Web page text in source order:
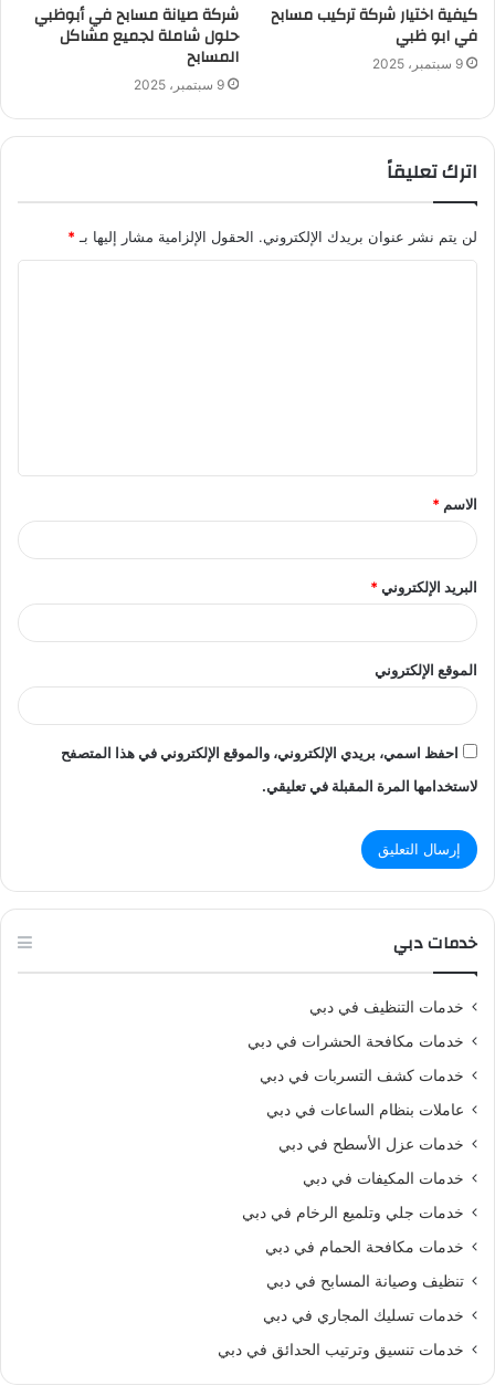
كيفية اختيار شركة تركيب مسابح
في ابو ظبي
9 سبتمبر، 2025
شركة صيانة مسابح في أبوظبي
حلول شاملة لجميع مشاكل
المسابح
9 سبتمبر، 2025
اترك تعليقاً
لن يتم نشر عنوان بريدك الإلكتروني. الحقول الإلزامية مشار إليها بـ*
ق
*
الاسم *
البريد الإلكتروني*
الموقع الإلكتروني
احفظ اسمي، بريدي الإلكتروني، والموقع الإلكتروني في هذا المتصفح
لاستخدامها المرة المقبلة في تعليقي.
خدمات دبي
خدمات التنظيف في دبي
خدمات مكافحة الحشرات في دبي
خدمات كشف التسربات في دبي
عاملات بنظام الساعات في دبي
خدمات عزل الأسطح في دبي
خدمات المكيفات في دبي
خدمات جلي وتلميع الرخام في دبي
خدمات مكافحة الحمام في دبي
تنظيف وصيانة المسابح في دبي
خدمات تسليك المجاري في دبي
خدمات تنسيق وترتيب الحدائق في دبي